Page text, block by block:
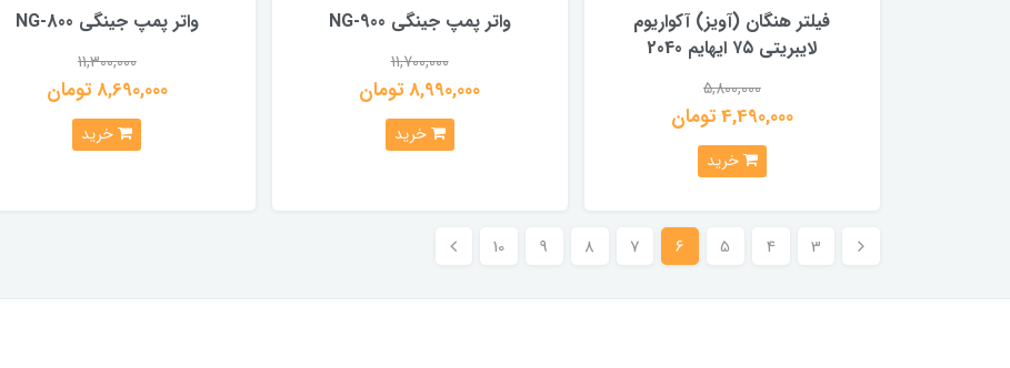
فیلتر هنگان (آویز) آکواریوم
لایبریتی ۷۵ ایهایم 2040
5,800,000
4,490,000 تومان
خرید
واتر پمپ جینگی NG-900
11,700,000
8,990,000 تومان
خرید
واتر پمپ جینگی NG-800
11,300,000
8,690,000 تومان
خرید
3
4
5
6
7
8
9
10